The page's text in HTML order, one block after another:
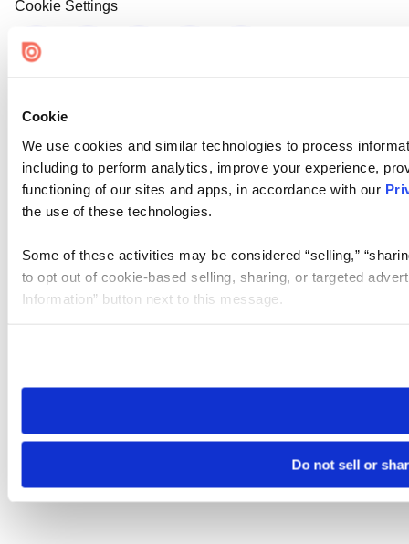
Cookie
We use cookies and similar technologies to process
including to perform analytics, improve your experience,
functioning of our sites and apps, in accordance with our
the use of these technologies.
Some of these activities may be considered “selling,”
to opt out of cookie-based selling, sharing, or targeted
Information” button next to this message.
need to be set again.
Do not sell or
Cookie Settings